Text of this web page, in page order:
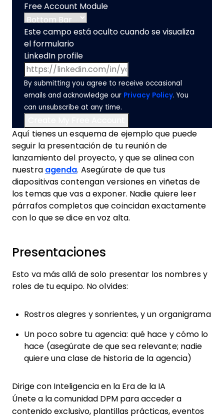
Free Account Module
Este campo está oculto cuando se visualiza
el formulario
LinkedIn profile
By submitting you agree to receive occasional
emails and acknowledge our Privacy Policy. You
can unsubscribe at any time.
Aquí tienes un esquema de ejemplo que puede
seguir la presentación de tu reunión de
lanzamiento del proyecto, y que se alinea con
nuestra agenda. Asegúrate de que tus
diapositivas contengan versiones en viñetas de
los temas que vas a exponer. Nadie quiere leer
párrafos completos que coincidan exactamente
con lo que se dice en voz alta.
Presentaciones
Esto va más allá de solo presentar los nombres y
roles de tu equipo. No olvides:
Rostros alegres y sonrientes, y un organigrama
Un poco sobre tu agencia: qué hace y cómo lo
hace (asegúrate de que sea relevante; nadie
quiere una clase de historia de la agencia)
Dirige con Inteligencia en la Era de la IA
Únete a la comunidad DPM para acceder a
contenido exclusivo, plantillas prácticas, eventos